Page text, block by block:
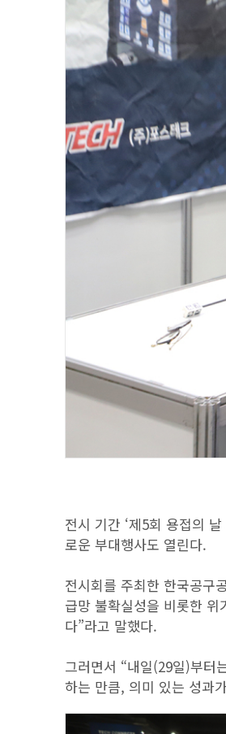
전시 기간 ‘제5회 용접의
로운 부대행사도 열린다.
전시회를 주최한 한국공구
급망 불확실성을 비롯한
다”라고 말했다.
그러면서 “내일(29일)부터
하는 만큼, 의미 있는 성과